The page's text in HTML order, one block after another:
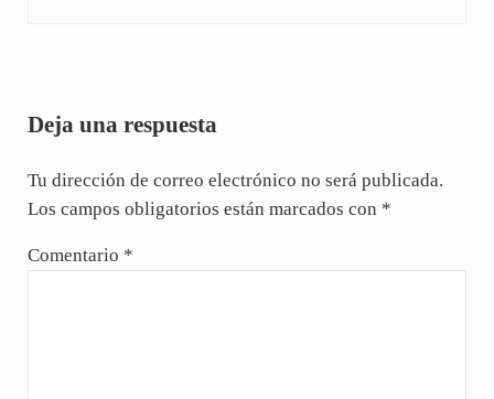
Deja una respuesta
Tu dirección de correo electrónico no será publicada.
Los campos obligatorios están marcados con *
Comentario *